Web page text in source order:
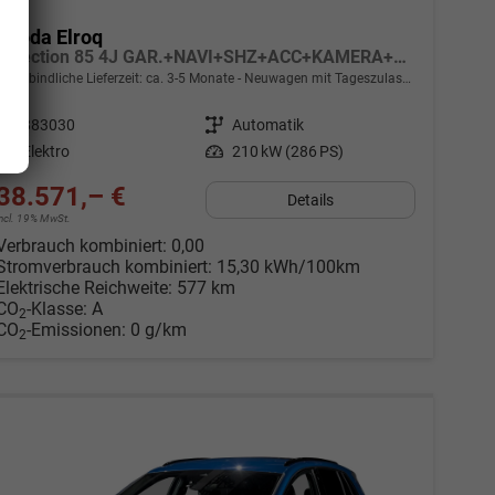
Skoda Elroq
Selection 85 4J GAR.+NAVI+SHZ+ACC+KAMERA+19" ALU+SMARTLINK+KLIMA+LED
unverbindliche Lieferzeit: ca. 3-5 Monate Neuwagen mit Tageszulassung
883030 Getriebe Automatik
Elektro Leistung 210 kW (286 PS)
€
19% MwSt.
Details
kombiniert: 0,00
kombiniert: 15,30 kWh/100km
Reichweite: 577 km
2-Klasse: A
2-Emissionen: 0 g/km